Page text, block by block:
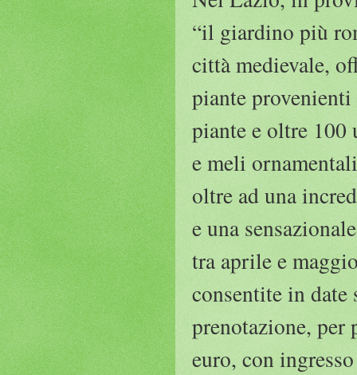
“il giardino più
città medievale,
piante
piante e oltre
e meli
oltre ad una
e una
tra aprile e
consentite in
prenotazione, per
euro, con